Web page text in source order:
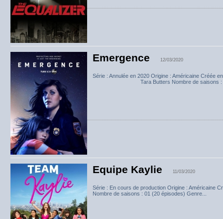
Emergence 12/03/2020
Série : Annulée en 2020 Origine : Américaine Créée
Tara Butters Nombre de saisons :
Equipe Kaylie 11/03/2020
Série : En cours de production Origine : Américaine
Nombre de saisons : 01 (20 épisodes) Genre...